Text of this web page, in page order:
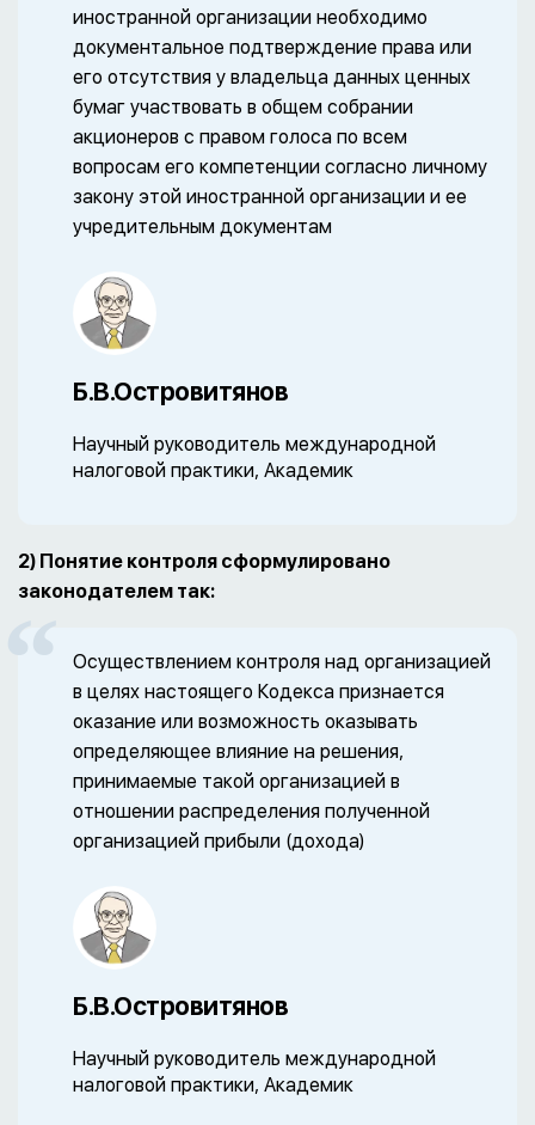
иностранной организации необходимо
документальное подтверждение права или
его отсутствия у владельца данных ценных
бумаг участвовать в общем собрании
акционеров с правом голоса по всем
вопросам его компетенции согласно личному
закону этой иностранной организации и ее
учредительным документам
Б.В.Островитянов
Научный руководитель международной
налоговой практики, Академик
2) Понятие контроля сформулировано
законодателем так:
Осуществлением контроля над организацией
в целях настоящего Кодекса признается
оказание или возможность оказывать
определяющее влияние на решения,
принимаемые такой организацией в
отношении распределения полученной
организацией прибыли (дохода)
Б.В.Островитянов
Научный руководитель международной
налоговой практики, Академик